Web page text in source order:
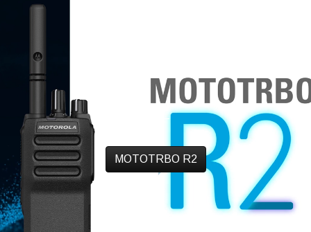
MOTOTRBO R2